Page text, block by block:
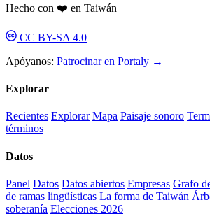
Hecho con ❤️ en Taiwán
CC BY-SA 4.0
Apóyanos: Patrocinar en Portaly →
Explorar
Recientes Explorar Mapa Paisaje sonoro
términos
Datos
Panel Datos Datos abiertos Empresas Grafo
de ramas lingüísticas La forma de Taiwán
soberanía Elecciones 2026